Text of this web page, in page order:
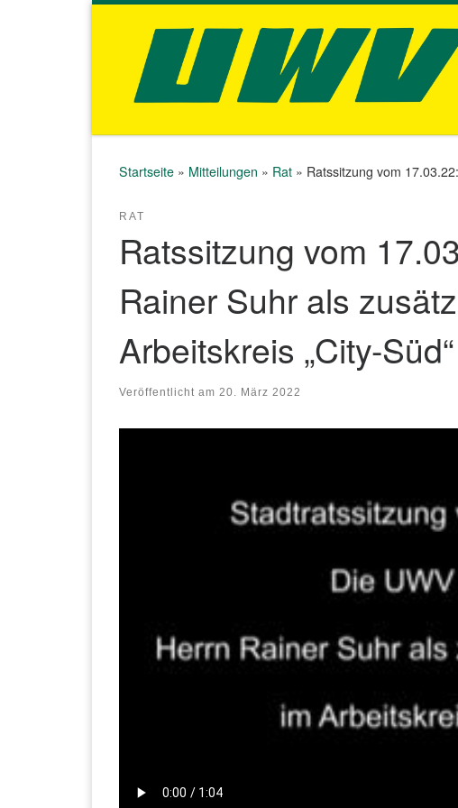
Startseite » Mitteilungen » Rat » Ratssitzung vom
RAT
Ratssitzung vom
Rainer Suhr als
Arbeitskreis „City-Süd“
Veröffentlicht am 20. März 2022